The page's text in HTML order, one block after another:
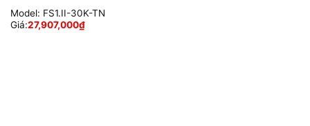
Model: FS1.II-30K-TN
Giá:27,907,000₫